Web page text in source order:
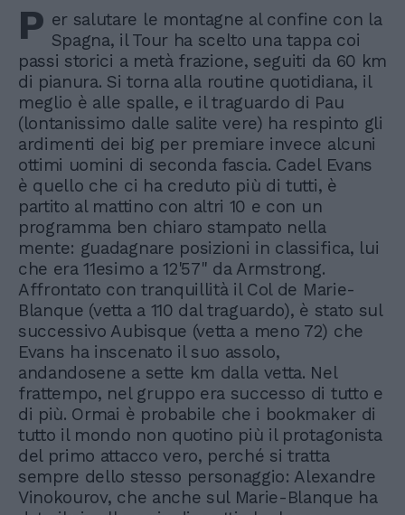
P er salutare le montagne al confine con la
Spagna, il Tour ha scelto una tappa coi
passi storici a metà frazione, seguiti da 60 km
di pianura. Si torna alla routine quotidiana, il
meglio è alle spalle, e il traguardo di Pau
(lontanissimo dalle salite vere) ha respinto gli
ardimenti dei big per premiare invece alcuni
ottimi uomini di seconda fascia. Cadel Evans
è quello che ci ha creduto più di tutti, è
partito al mattino con altri 10 e con un
programma ben chiaro stampato nella
mente: guadagnare posizioni in classifica, lui
che era 11esimo a 12'57" da Armstrong.
Affrontato con tranquillità il Col de Marie-
Blanque (vetta a 110 dal traguardo), è stato sul
successivo Aubisque (vetta a meno 72) che
Evans ha inscenato il suo assolo,
andandosene a sette km dalla vetta. Nel
frattempo, nel gruppo era successo di tutto e
di più. Ormai è probabile che i bookmaker di
tutto il mondo non quotino più il protagonista
del primo attacco vero, perché si tratta
sempre dello stesso personaggio: Alexandre
Vinokourov, che anche sul Marie-Blanque ha